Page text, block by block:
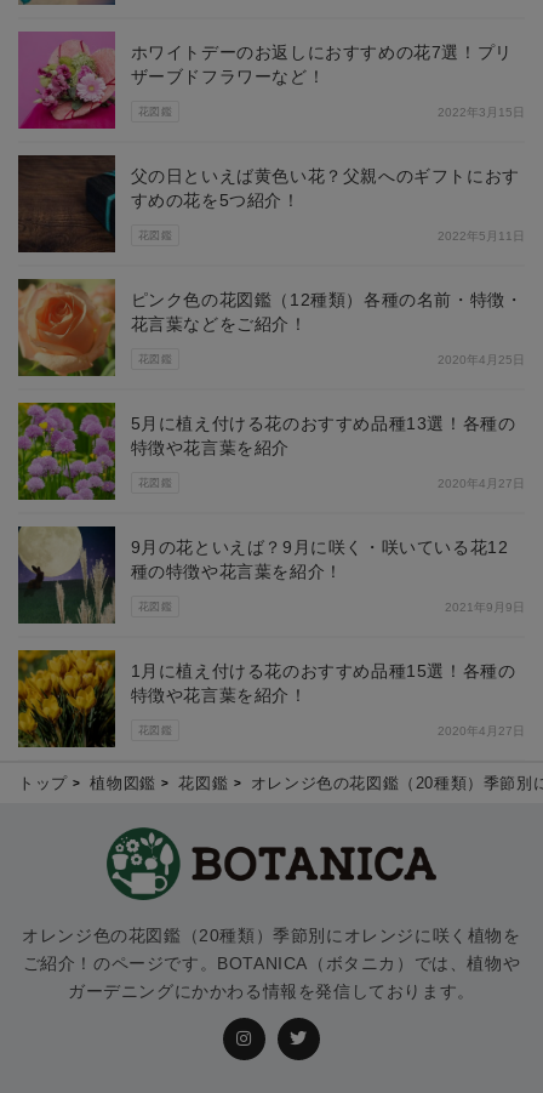
花図鑑
ホワイトデーのお返しにおすすめの花7選！プリ
ザーブドフラワーなど！
2022年3月15日
花図鑑
父の日といえば黄色い花？父親へのギフトにおす
すめの花を5つ紹介！
2022年5月11日
花図鑑
ピンク色の花図鑑（12種類）各種の名前・特徴・
花言葉などをご紹介！
2020年4月25日
花図鑑
5月に植え付ける花のおすすめ品種13選！各種の
特徴や花言葉を紹介
2020年4月27日
花図鑑
9月の花といえば？9月に咲く・咲いている花12
種の特徴や花言葉を紹介！
2021年9月9日
花図鑑
1月に植え付ける花のおすすめ品種15選！各種の
特徴や花言葉を紹介！
2020年4月27日
トップ 植物図鑑 花図鑑 オレンジ色の花図鑑（20種類）季節別
オレンジ色の花図鑑（20種類）季節別にオレンジに咲く植物を
ご紹介！のページです。BOTANICA（ボタニカ）では、植物や
ガーデニングにかかわる情報を発信しております。